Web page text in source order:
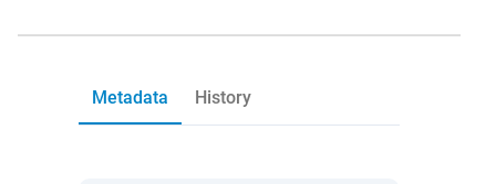
Metadata History